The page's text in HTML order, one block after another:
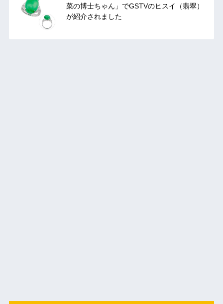
菜の博士ちゃん」でGSTVのヒスイ（翡翠）
が紹介されました